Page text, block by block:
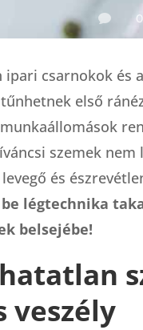

ipari csarnokok és
első
szemek
és
légtechnika
belsejébe!
veszély